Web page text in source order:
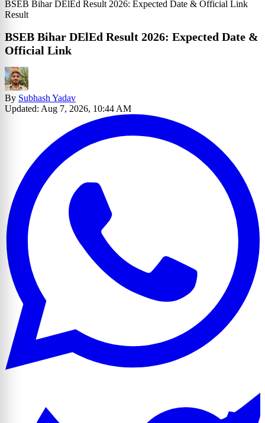
BSEB Bihar DElEd Result 2026: Expected Date & Official Link
Result
BSEB Bihar DElEd Result 2026: Expected Date &
Official Link
By Subhash Yadav
Updated: Aug 7, 2026, 10:44 AM